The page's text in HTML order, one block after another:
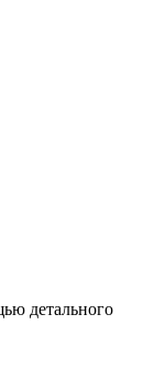
детального